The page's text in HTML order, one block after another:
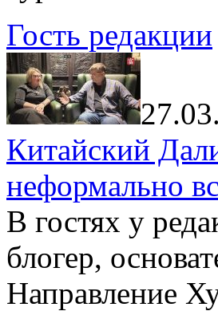
Гость редакции
Китайский
неформально
В гостях у
блогер,
Направление